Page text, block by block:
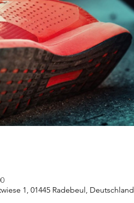
1, 01445 Radebeul, Deutschland